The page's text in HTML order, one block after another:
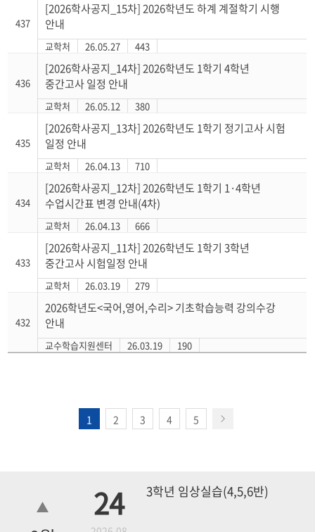
437
[2026학사공지_15차] 2026학년도 하계 계절학기 시행
안내
교학처 26.05.27 443
436
[2026학사공지_14차] 2026학년도 1학기 4학년
중간고사 일정 안내
교학처 26.05.12 380
435
[2026학사공지_13차] 2026학년도 1학기 정기고사 시험
일정 안내
교학처 26.04.13 710
434
[2026학사공지_12차] 2026학년도 1학기 1·4학년
수업시간표 변경 안내(4차)
교학처 26.04.13 666
433
[2026학사공지_11차] 2026학년도 1학기 3학년
중간고사 시험일정 안내
교학처 26.03.19 279
432
2026학년도<국어,영어,수리> 기초학습능력 강의수강
안내
교수학습지원센터 26.03.19 190
1 2 3 4 5
24 3학년 임상실습(4,5,6반)